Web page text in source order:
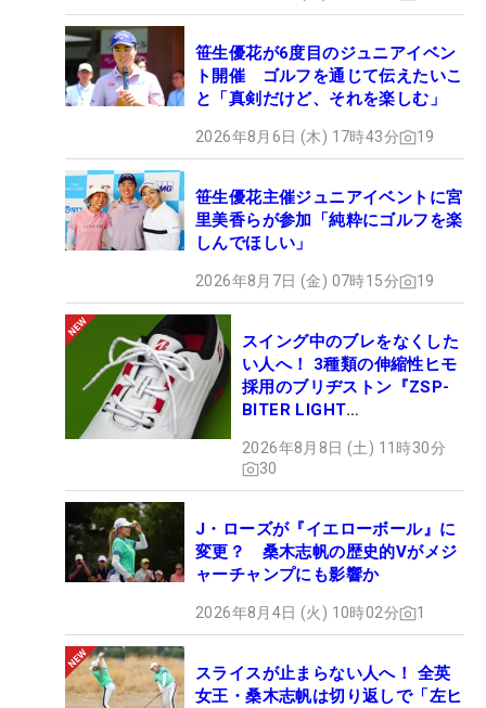
笹生優花が6度目のジュニアイベン
ト開催 ゴルフを通じて伝えたいこ
と「真剣だけど、それを楽しむ」
2026年8月6日 (木) 17時43分 19
笹生優花主催ジュニアイベントに宮
里美香らが参加「純粋にゴルフを楽
しんでほしい」
2026年8月7日 (金) 07時15分 19
スイング中のブレをなくした
い人へ！ 3種類の伸縮性ヒモ
採用のブリヂストン『ZSP-
BITER LIGHT
ュー
2026年8月8日 (土) 11時30分
30
J・ローズが『イエローボール』に
変更？ 桑木志帆の歴史的Vがメジ
ャーチャンプにも影響か
2026年8月4日 (火) 10時02分 1
スライスが止まらない人へ！ 全英
女王・桑木志帆は切り返しで「左ヒ